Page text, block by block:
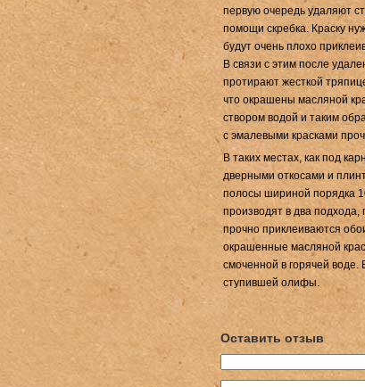
первую очередь удаляют
помощи скребка. Краску
будут очень плохо
В связи с этим после
протирают жесткой
что окрашены масля­ной
створом водой и таким
с эмалевыми красками
В таких местах, как под
дверными откосами и
полосы шириной порядка
производят в два подхода,
прочно прикле­иваются
окрашенные масляной
смоченной в горячей
ступившей олифы.
Оставить отзыв